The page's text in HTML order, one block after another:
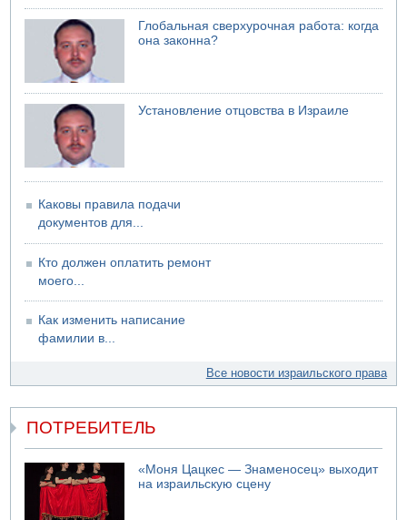
75-летний мужчина получил тяжелые ножевые ранения
в результате нападения на улице Левински в Тель-
Авиве
Глобальная сверхурочная работа: когда
она законна?
Установление отцовства в Израиле
Каковы правила подачи
документов для...
Кто должен оплатить ремонт
моего...
Как изменить написание
фамилии в...
Все новости израильского права
ПОТРЕБИТЕЛЬ
«Моня Цацкес — Знаменосец» выходит
на израильскую сцену